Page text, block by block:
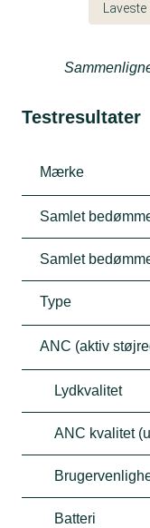
Laveste
Testresultater
Mærke
Samlet
Samlet
Type
ANC (aktiv
Lydkvalitet
ANC kvalitet
Batteri